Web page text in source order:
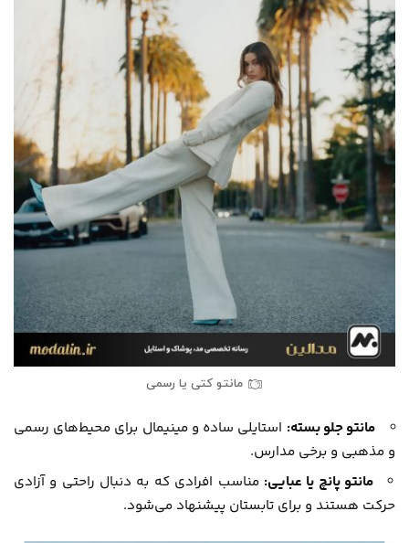
مانتو کتی یا رسمی
مانتو جلو بسته: استایلی ساده و مینیمال برای محیط‌های رسمی
و مذهبی و برخی مدارس.
مانتو پانچ یا عبایی: مناسب افرادی که به دنبال راحتی و آزادی
حرکت هستند و برای تابستان پیشنهاد می‌شود.